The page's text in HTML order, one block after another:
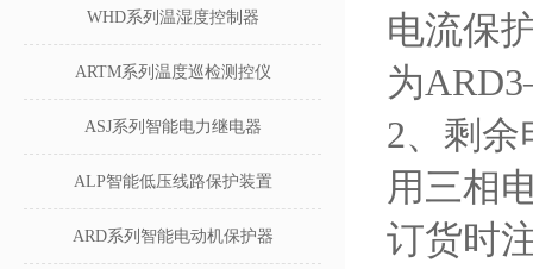
WHD系列温湿度控制器
ARTM系列温度巡检测控仪
ASJ系列智能电力继电器
ALP智能低压线路保护装置
ARD系列智能电动机保护器
电流保
为
2、剩
用三相
订货时